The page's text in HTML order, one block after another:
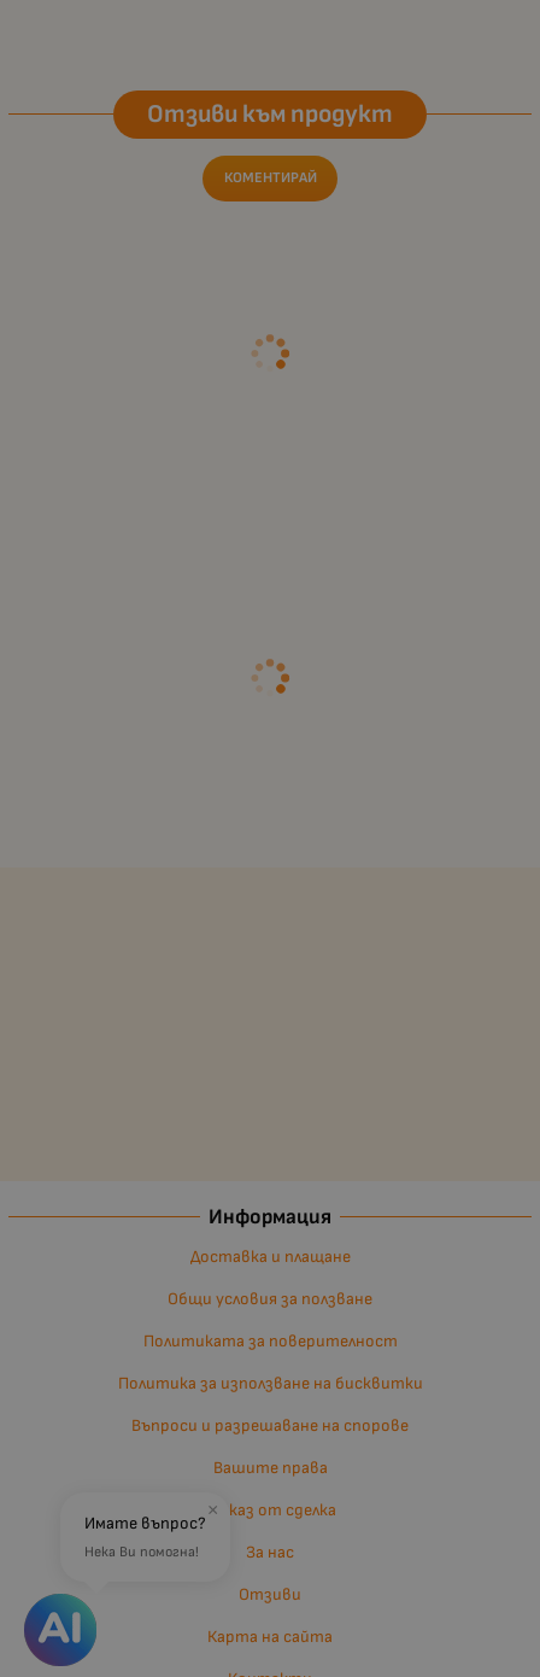
Отзиви към продукт
КОМЕНТИРАЙ
Информация
Доставка и плащане
Общи условия за ползване
Политиката за поверителност
Политика за използване на бисквитки
Въпроси и разрешаване на спорове
Вашите права
Отказ от сделка
За нас
Отзиви
Карта на сайта
×
Имате въпрос?
Нека Ви помогна!